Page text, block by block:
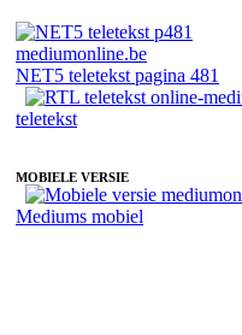
NET5 teletekst pagina 481
teletekst
MOBIELE VERSIE
Mediums mobiel